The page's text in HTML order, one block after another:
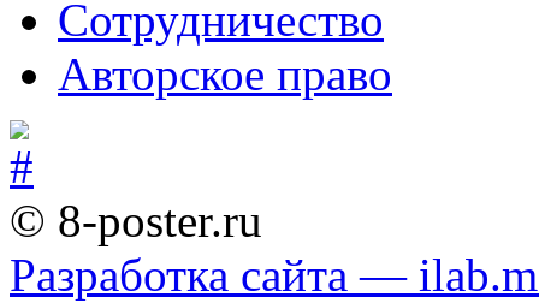
Сотрудничество
Авторское право
© 8-poster.ru
Разработка сайта —